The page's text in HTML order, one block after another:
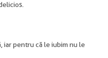
iar pentru că le iubim nu le